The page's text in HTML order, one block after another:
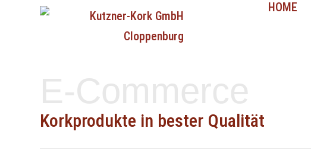
HOME
Korkprodukte in bester Qualität